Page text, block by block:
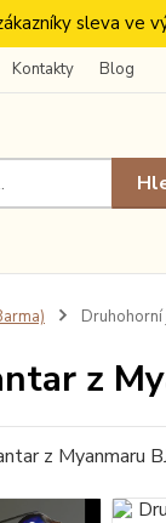
sleva ve
Kontakty Blog
Druhohorní
z